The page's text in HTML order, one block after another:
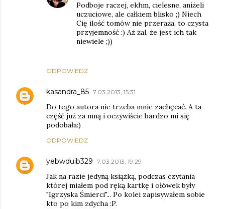
ODPOWIEDZ
Podboje raczej, ekhm, cielesne, aniżeli
uczuciowe, ale całkiem blisko ;) Niech
Cię ilość tomów nie przeraża, to czysta
przyjemność :) Aż żal, że jest ich tak
niewiele ;))
kasandra_85 7.03.2013, 15:31
Do tego autora nie trzeba mnie zachęcać. A ta
część już za mną i oczywiście bardzo mi się
podobała:)
ODPOWIEDZ
yebwduib329 7.03.2013, 19:29
Jak na razie jedyną książką, podczas czytania
której miałem pod ręką kartkę i ołówek były
"Igrzyska Śmierci"... Po kolei zapisywałem sobie
kto po kim zdycha :P.